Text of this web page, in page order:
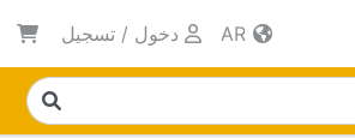
دخول / تسجيل